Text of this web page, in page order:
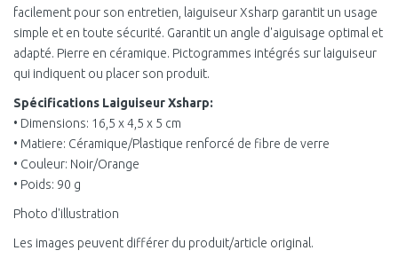
facilement pour son entretien, laiguiseur Xsharp garantit un usage
simple et en toute sécurité. Garantit un angle d'aiguisage optimal et
adapté. Pierre en céramique. Pictogrammes intégrés sur laiguiseur
qui indiquent ou placer son produit.
Spécifications Laiguiseur Xsharp:
• Dimensions: 16,5 x 4,5 x 5 cm
• Matiere: Céramique/Plastique renforcé de fibre de verre
• Couleur: Noir/Orange
• Poids: 90 g
Photo d'illustration
Les images peuvent différer du produit/article original.